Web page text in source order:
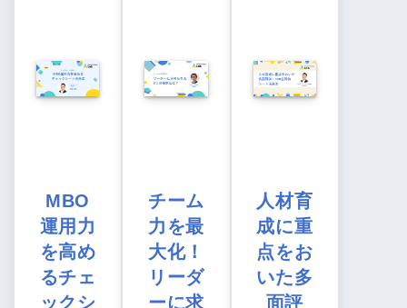
MBO
運用力
を高め
るチェ
ックシ
チーム
力を最
大化！
リーダ
ーに求
人材育
成に重
点をお
いた多
面評